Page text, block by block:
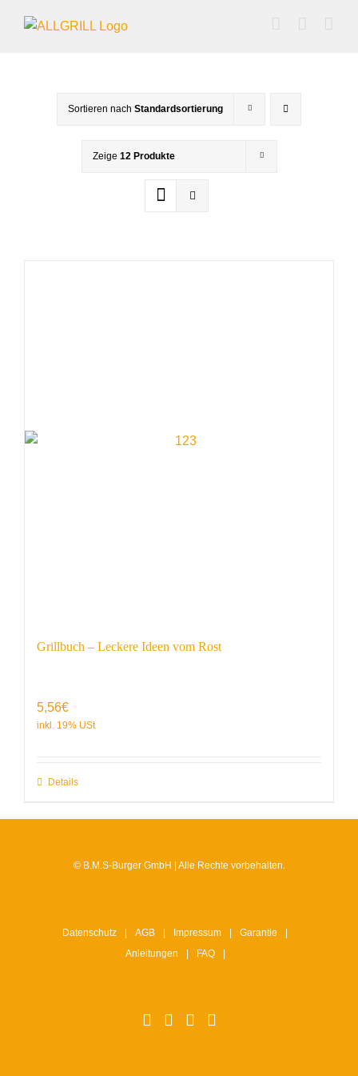
Inhalt
Sortieren nach Standardsortierung
Zeige 12 Produkte
Grillbuch – Leckere Ideen vom Rost
5,56€
Details
© B.M.S-Burger GmbH | Alle Rechte vorbehalten.
Datenschutz AGB Impressum
Garantie
Anleitungen
FAQ